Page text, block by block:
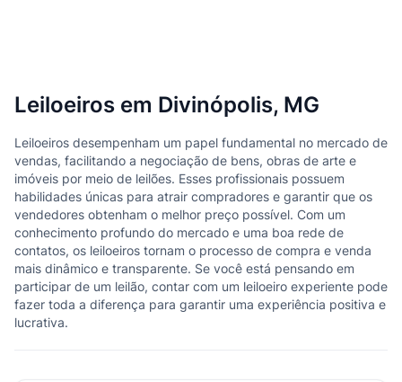
Leiloeiros em Divinópolis, MG
Leiloeiros desempenham um papel fundamental no mercado de
vendas, facilitando a negociação de bens, obras de arte e
imóveis por meio de leilões. Esses profissionais possuem
habilidades únicas para atrair compradores e garantir que os
vendedores obtenham o melhor preço possível. Com um
conhecimento profundo do mercado e uma boa rede de
contatos, os leiloeiros tornam o processo de compra e venda
mais dinâmico e transparente. Se você está pensando em
participar de um leilão, contar com um leiloeiro experiente pode
fazer toda a diferença para garantir uma experiência positiva e
lucrativa.